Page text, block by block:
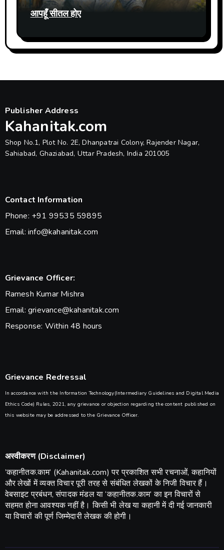
आपहूँ सीतल होए
Publisher Address
Kahanitak.com
Shop No.1, Plot No. 2E, Dhanpatrai Colony, Rajender Nagar,
Sahiabad, Ghaziabad, Uttar Pradesh, India 201005
Contact Information
Phone: +91 99535 59895
Email: info@kahanitak.com
Grievance Officer:
Ramesh Kumar Mishra
Email: grievance@kahanitak.com
Response: Within 48 hours
Grievance Redressal
In accordance with the Information Technology(Intermediary Guidelines and Digital Media
Ethics Code) Rules, 2021, any grievance or objection regarding the content published on
this website may be addressed to the Grievance Officer.
अस्वीकरण (Disclaimer)
​’कहानीतक.काम’ (Kahanitak.com) पर प्रकाशित सभी रचनाओं, कहानियों
और लेखों में व्यक्त विचार पूरी तरह से संबंधित लेखकों के निजी विचार हैं।
वेबसाइट प्रबंधन, संपादक मंडल या ‘कहानीतक.काम’ का इन विचारों से
सहमत होना आवश्यक नहीं है। किसी भी लेख या कहानी में दी गई जानकारी
या विचारों की पूर्ण जिम्मेदारी लेखक की होगी।